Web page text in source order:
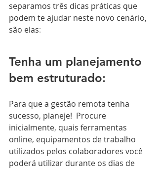
separamos três dicas práticas que
podem te ajudar neste novo cenário,
são elas:
Tenha um planejamento
bem estruturado:
Para que a gestão remota tenha
sucesso, planeje!  Procure
inicialmente, quais ferramentas
online, equipamentos de trabalho
utilizados pelos colaboradores você
poderá utilizar durante os dias de